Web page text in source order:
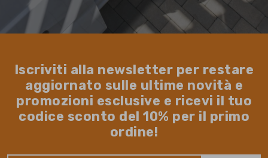
Iscriviti alla newsletter per restare
aggiornato sulle ultime novità e
promozioni esclusive e ricevi il tuo
codice sconto del 10% per il primo
ordine!